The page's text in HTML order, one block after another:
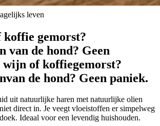
leven
gemorst?
van de hond? Geen
wijn of koffiegemorst?
van de hond? Geen paniek.
uit natuurlijke haren met natuurlijke olien
direct in. Je veegt vloeistoffen er simpelweg
Ideaal voor een levendig huishouden.